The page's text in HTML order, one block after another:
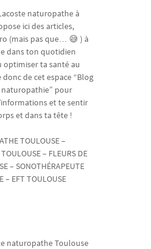
naturopathe à
ici des articles,
(mais pas que… 😅 ) à
dans ton quotidien
ta santé au
de cet espace “Blog
naturopathie” pour
et te sentir
et dans ta tête !
TOULOUSE –
– FLEURS DE
– SONOTHÉRAPEUTE
– EFT TOULOUSE
naturopathe Toulouse